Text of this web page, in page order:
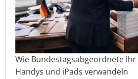
Wie Bundestagsabgeordnete
Handys und iPads verwandeln